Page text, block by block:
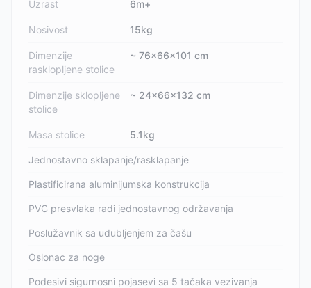
Uzrast 6m+
Nosivost 15kg
Dimenzije
rasklopljene stolice
~ 76x66x101 cm
Dimenzije sklopljene
stolice
~ 24x66x132 cm
Masa stolice 5.1kg
Jednostavno sklapanje/rasklapanje
Plastificirana aluminijumska konstrukcija
PVC presvlaka radi jednostavnog održavanja
Poslužavnik sa udubljenjem za čašu
Oslonac za noge
Podesivi sigurnosni pojasevi sa 5 tačaka vezivanja